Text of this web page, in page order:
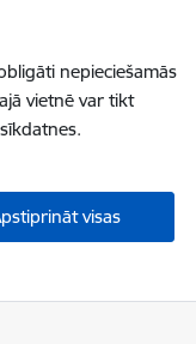
nepieciešamās
vietnē var tikt
visas